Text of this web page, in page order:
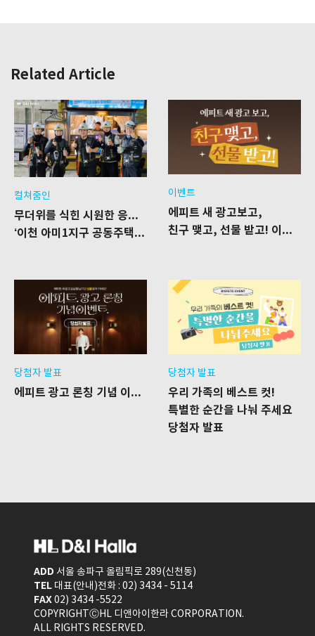
Related Article
컬쳐줌인
무더위를 식힌 시원한 응원 한 잔
‘이천 아미1지구 공동주택’ 신축공사 현장을 찾은 푸드트럭
이벤트
에피트 새 광고보고,
친구 맺고, 선물 받고! 이벤트
당첨자 발표
에피트 광고 론칭 기념 이벤트 당첨자 발표
당첨자 발표
우리 가족의 베스트 컷!​
특별한 순간을 나눠 주세요
당첨자 발표
ADD 서울 송파구 올림픽로 289(신천동)
TEL 대표(안내)전화 : 02) 3434 - 5114
FAX02) 3434 -5522
COPYRIGHTⒸHL 디앤아이한라 CORPORATION.
ALL RIGHTS RESERVED.